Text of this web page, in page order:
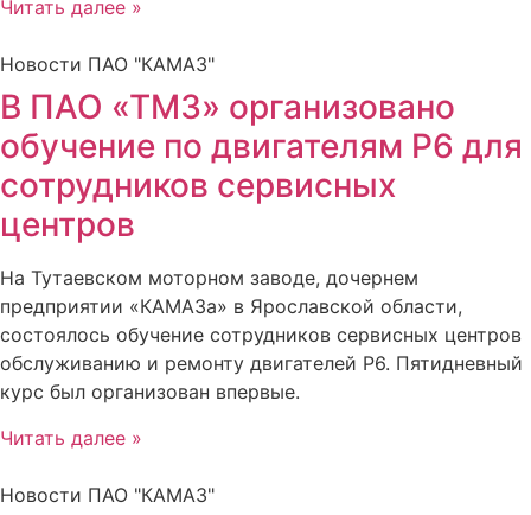
Читать далее »
Новости ПАО "КАМАЗ"
В ПАО «ТМЗ» организовано
обучение по двигателям Р6 для
сотрудников сервисных
центров
На Тутаевском моторном заводе, дочернем
предприятии «КАМАЗа» в Ярославской области,
состоялось обучение сотрудников сервисных центров
обслуживанию и ремонту двигателей Р6. Пятидневный
курс был организован впервые.
Читать далее »
Новости ПАО "КАМАЗ"